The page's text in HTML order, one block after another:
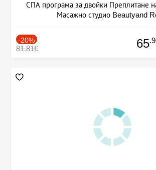
СПА програма за двойки Преплитане
Масажно студио Beautyand
-20%
81.81€ 65